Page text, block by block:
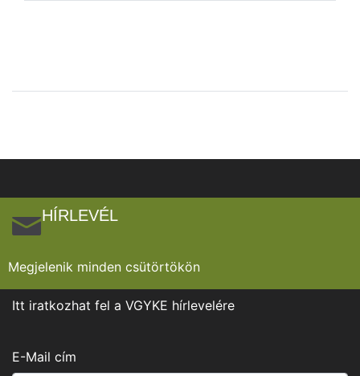
HÍRLEVÉL
Megjelenik minden csütörtökön
Itt iratkozhat fel a VGYKE hírlevelére
E-Mail cím